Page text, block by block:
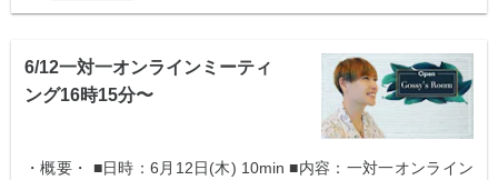
6/12一対一オンラインミーティ
ング16時15分〜
・概要・ ■日時：6月12日(木) 10min ■内容：一対一オンライン